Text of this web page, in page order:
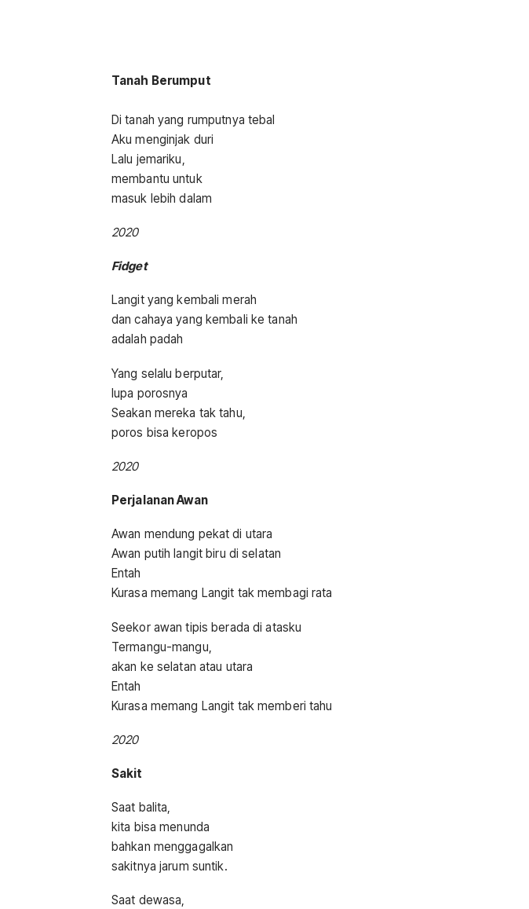
Tanah Berumput
Di tanah yang rumputnya tebal
Aku menginjak duri
Lalu jemariku,
membantu untuk
masuk lebih dalam
2020
Fidget
Langit yang kembali merah
dan cahaya yang kembali ke tanah
adalah padah
Yang selalu berputar,
lupa porosnya
Seakan mereka tak tahu,
poros bisa keropos
2020
Perjalanan Awan
Awan mendung pekat di utara
Awan putih langit biru di selatan
Entah
Kurasa memang Langit tak membagi rata
Seekor awan tipis berada di atasku
Termangu-mangu,
akan ke selatan atau utara
Entah
Kurasa memang Langit tak memberi tahu
2020
Sakit
Saat balita,
kita bisa menunda
bahkan menggagalkan
sakitnya jarum suntik.
Saat dewasa,